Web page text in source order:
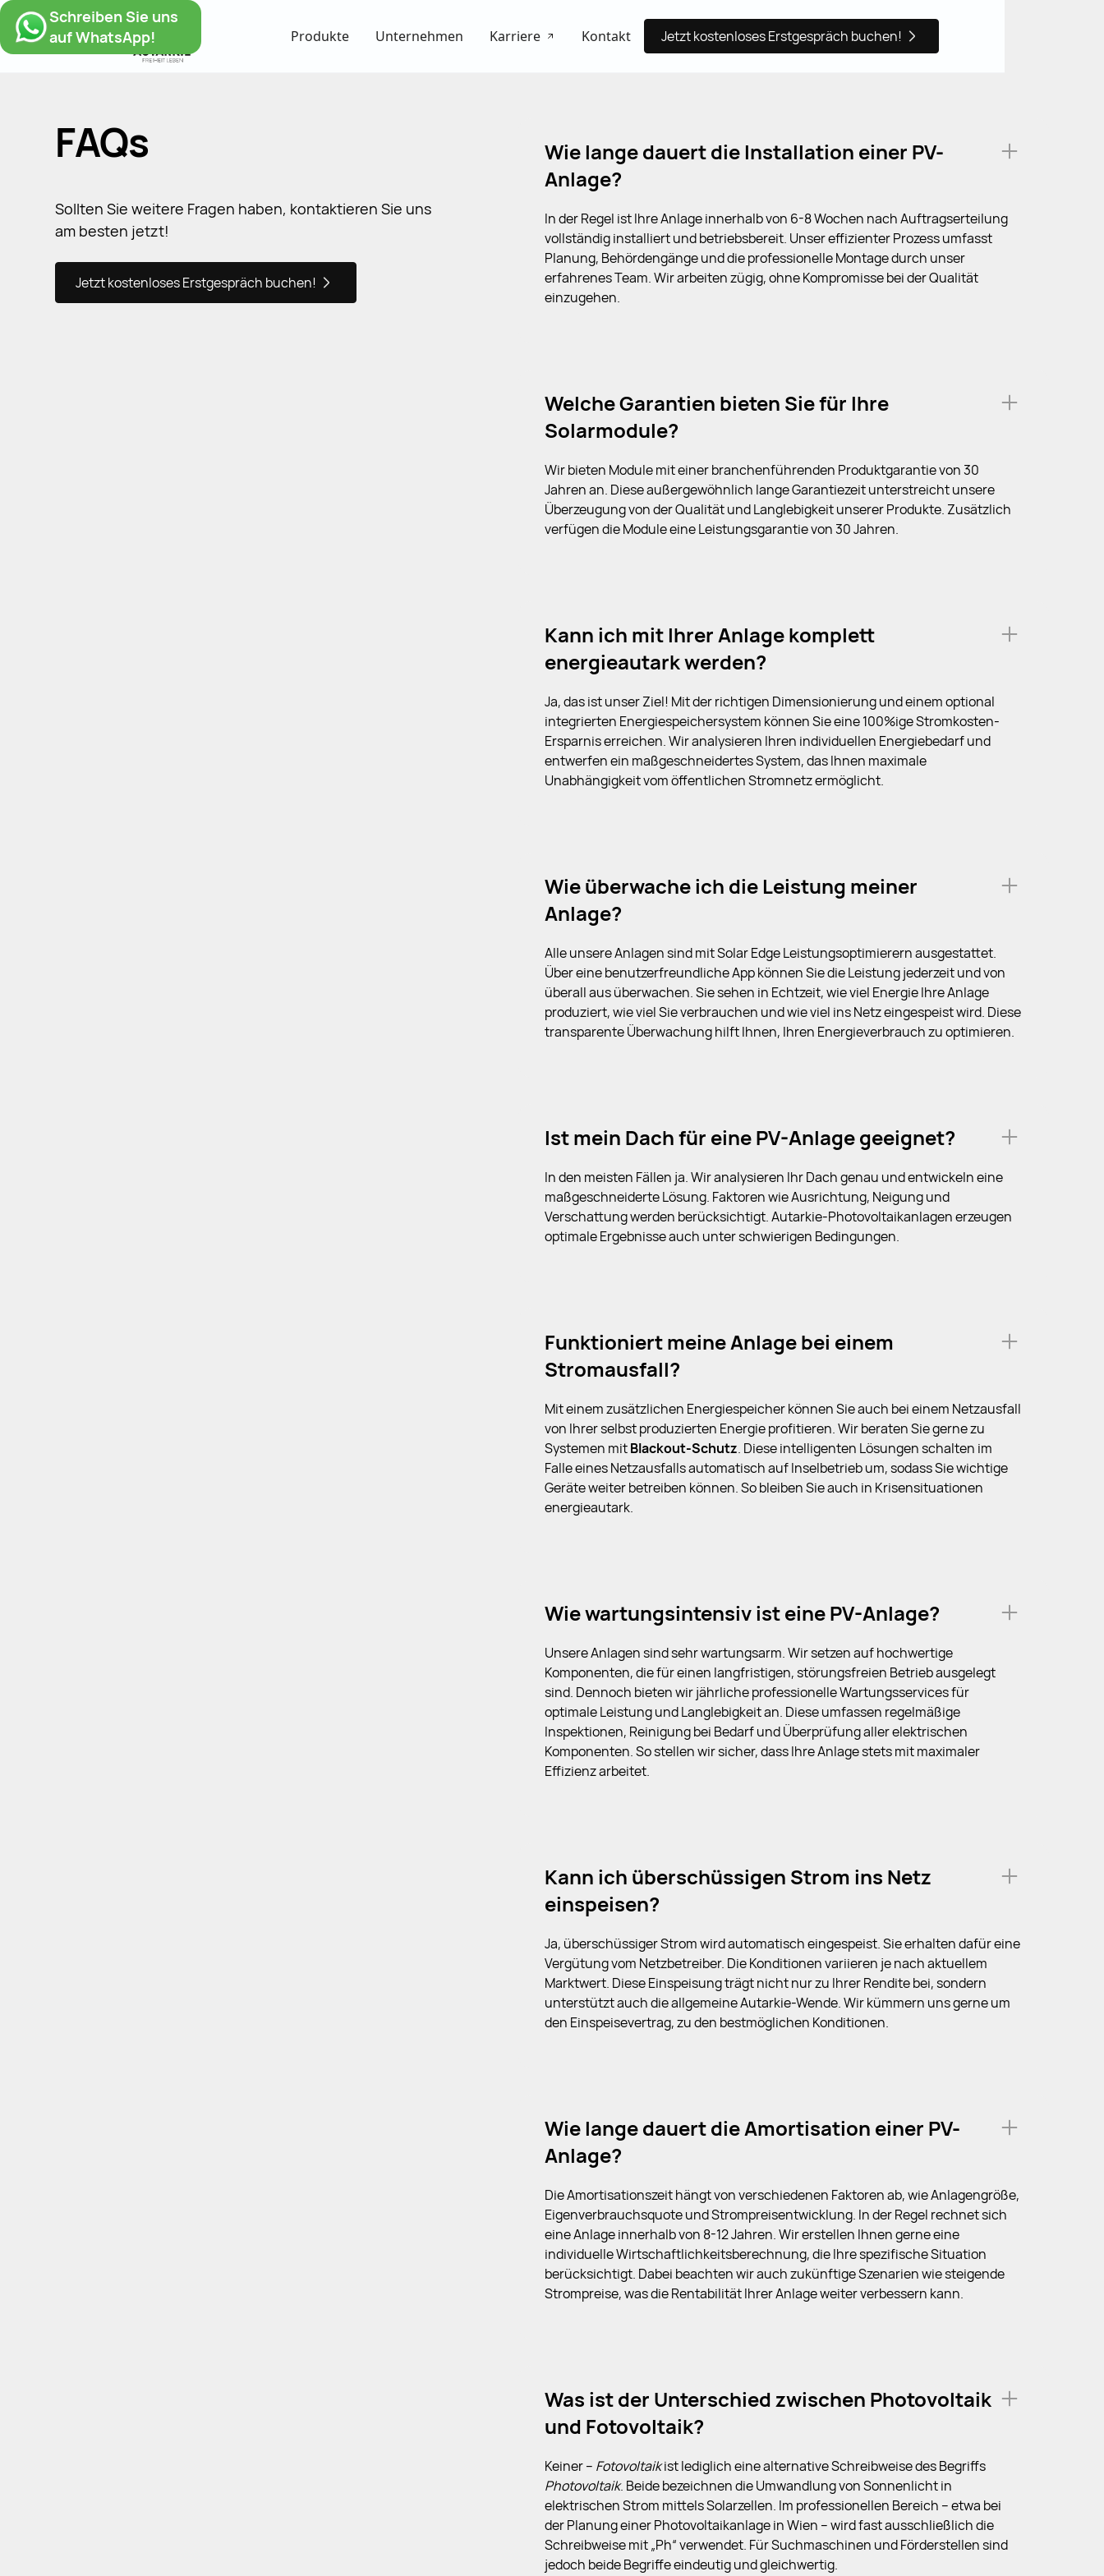
Produkte Unternehmen Karriere Kontakt Jetzt kostenloses Erstgespräch buchen!
Schreiben Sie uns
auf WhatsApp!
FAQs
Sollten Sie weitere Fragen haben, kontaktieren Sie uns
am besten jetzt!
Jetzt kostenloses Erstgespräch buchen!
Wie lange dauert die Installation einer PV-
Anlage?
In der Regel ist Ihre Anlage innerhalb von 6-8 Wochen nach Auftragserteilung
vollständig installiert und betriebsbereit. Unser effizienter Prozess umfasst
Planung, Behördengänge und die professionelle Montage durch unser
erfahrenes Team. Wir arbeiten zügig, ohne Kompromisse bei der Qualität
einzugehen.
Welche Garantien bieten Sie für Ihre
Solarmodule?
Wir bieten Module mit einer branchenführenden Produktgarantie von 30
Jahren an. Diese außergewöhnlich lange Garantiezeit unterstreicht unsere
Überzeugung von der Qualität und Langlebigkeit unserer Produkte. Zusätzlich
verfügen die Module eine Leistungsgarantie von 30 Jahren.
Kann ich mit Ihrer Anlage komplett
energieautark werden?
Ja, das ist unser Ziel! Mit der richtigen Dimensionierung und einem optional
integrierten Energiespeichersystem können Sie eine 100%ige Stromkosten-
Ersparnis erreichen. Wir analysieren Ihren individuellen Energiebedarf und
entwerfen ein maßgeschneidertes System, das Ihnen maximale
Unabhängigkeit vom öffentlichen Stromnetz ermöglicht.
Wie überwache ich die Leistung meiner
Anlage?
Alle unsere Anlagen sind mit Solar Edge Leistungsoptimierern ausgestattet.
Über eine benutzerfreundliche App können Sie die Leistung jederzeit und von
überall aus überwachen. Sie sehen in Echtzeit, wie viel Energie Ihre Anlage
produziert, wie viel Sie verbrauchen und wie viel ins Netz eingespeist wird. Diese
transparente Überwachung hilft Ihnen, Ihren Energieverbrauch zu optimieren.
Ist mein Dach für eine PV-Anlage geeignet?
In den meisten Fällen ja. Wir analysieren Ihr Dach genau und entwickeln eine
maßgeschneiderte Lösung. Faktoren wie Ausrichtung, Neigung und
Verschattung werden berücksichtigt. Autarkie-Photovoltaikanlagen erzeugen
optimale Ergebnisse auch unter schwierigen Bedingungen.
Funktioniert meine Anlage bei einem
Stromausfall?
Mit einem zusätzlichen Energiespeicher können Sie auch bei einem Netzausfall
von Ihrer selbst produzierten Energie profitieren. Wir beraten Sie gerne zu
Systemen mitBlackout-Schutz. Diese intelligenten Lösungen schalten im
Falle eines Netzausfalls automatisch auf Inselbetrieb um, sodass Sie wichtige
Geräte weiter betreiben können. So bleiben Sie auch in Krisensituationen
energieautark.
Wie wartungsintensiv ist eine PV-Anlage?
Unsere Anlagen sind sehr wartungsarm. Wir setzen auf hochwertige
Komponenten, die für einen langfristigen, störungsfreien Betrieb ausgelegt
sind. Dennoch bieten wir jährliche professionelle Wartungsservices für
optimale Leistung und Langlebigkeit an. Diese umfassen regelmäßige
Inspektionen, Reinigung bei Bedarf und Überprüfung aller elektrischen
Komponenten. So stellen wir sicher, dass Ihre Anlage stets mit maximaler
Effizienz arbeitet.
Kann ich überschüssigen Strom ins Netz
einspeisen?
Ja, überschüssiger Strom wird automatisch eingespeist. Sie erhalten dafür eine
Vergütung vom Netzbetreiber. Die Konditionen variieren je nach aktuellem
Marktwert. Diese Einspeisung trägt nicht nur zu Ihrer Rendite bei, sondern
unterstützt auch die allgemeine Autarkie-Wende. Wir kümmern uns gerne um
den Einspeisevertrag, zu den bestmöglichen Konditionen.
Wie lange dauert die Amortisation einer PV-
Anlage?
Die Amortisationszeit hängt von verschiedenen Faktoren ab, wie Anlagengröße,
Eigenverbrauchsquote und Strompreisentwicklung. In der Regel rechnet sich
eine Anlage innerhalb von 8-12 Jahren. Wir erstellen Ihnen gerne eine
individuelle Wirtschaftlichkeitsberechnung, die Ihre spezifische Situation
berücksichtigt. Dabei beachten wir auch zukünftige Szenarien wie steigende
Strompreise, was die Rentabilität Ihrer Anlage weiter verbessern kann.
Was ist der Unterschied zwischen Photovoltaik
und Fotovoltaik?
Keiner – Fotovoltaikist lediglich eine alternative Schreibweise des Begriffs
Photovoltaik. Beide bezeichnen die Umwandlung von Sonnenlicht in
elektrischen Strom mittels Solarzellen. Im professionellen Bereich – etwa bei
der Planung einer Photovoltaikanlage in Wien – wird fast ausschließlich die
Schreibweise mit „Ph“ verwendet. Für Suchmaschinen und Förderstellen sind
jedoch beide Begriffe eindeutig und gleichwertig.